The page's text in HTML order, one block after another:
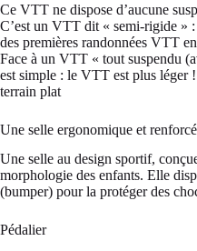
Ce VTT ne dispose d’aucune
C’est un VTT dit « semi-rigide »
des premières randonnées VTT
Face à un VTT « tout suspendu
est simple : le VTT est plus léger
terrain plat
Une selle ergonomique et
Une selle au design sportif,
morphologie des enfants. Elle
(bumper) pour la protéger des
Pédalier